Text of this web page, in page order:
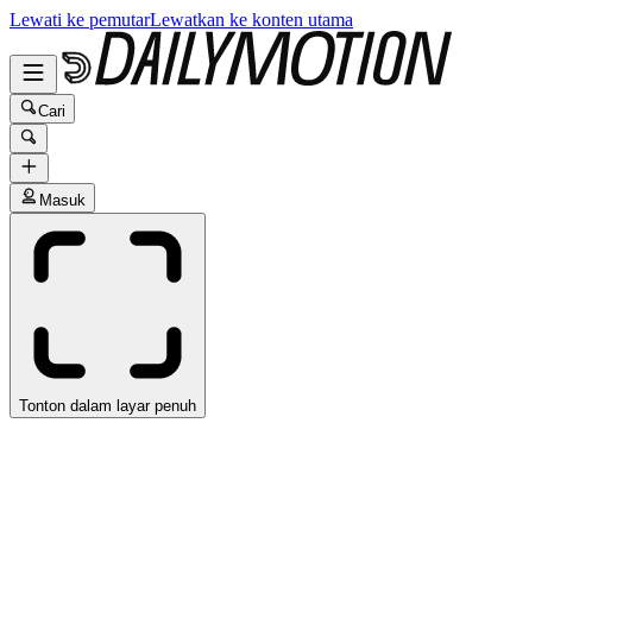
Lewati ke pemutarLewatkan ke konten utama
Cari
Masuk
Tonton dalam layar penuh